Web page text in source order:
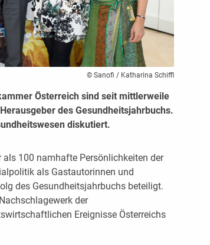
© Sanofi / Katharina Schiffl
Österreich sind seit mittlerweile
des Gesundheitsjahrbuchs.
diskutiert.
100 namhafte Persönlichkeiten der
als Gastautorinnen und
des Gesundheitsjahrbuchs beteiligt.
der
Ereignisse Österreichs